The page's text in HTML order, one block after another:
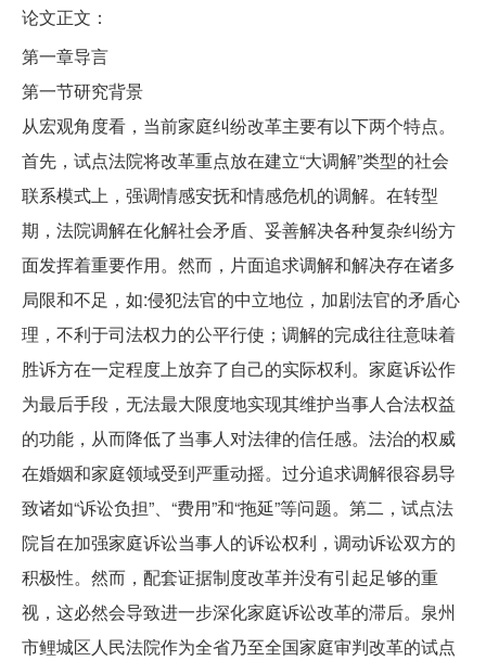
论文正文：
第一章导言
第一节研究背景
从宏观角度看，当前家庭纠纷改革主要有以下两个特点。
首先，试点法院将改革重点放在建立“大调解”类型的社会
联系模式上，强调情感安抚和情感危机的调解。在转型
期，法院调解在化解社会矛盾、妥善解决各种复杂纠纷方
面发挥着重要作用。然而，片面追求调解和解决存在诸多
局限和不足，如:侵犯法官的中立地位，加剧法官的矛盾心
理，不利于司法权力的公平行使；调解的完成往往意味着
胜诉方在一定程度上放弃了自己的实际权利。家庭诉讼作
为最后手段，无法最大限度地实现其维护当事人合法权益
的功能，从而降低了当事人对法律的信任感。法治的权威
在婚姻和家庭领域受到严重动摇。过分追求调解很容易导
致诸如“诉讼负担”、“费用”和“拖延”等问题。第二，试点法
院旨在加强家庭诉讼当事人的诉讼权利，调动诉讼双方的
积极性。然而，配套证据制度改革并没有引起足够的重
视，这必然会导致进一步深化家庭诉讼改革的滞后。泉州
市鲤城区人民法院作为全省乃至全国家庭审判改革的试点